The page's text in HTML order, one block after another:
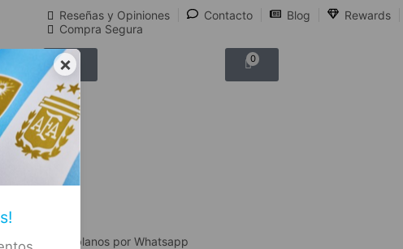
×
Reseñas y Opiniones Contacto Blog
Rewards
Compra Segura
0 0
Hablanos por Whatsapp